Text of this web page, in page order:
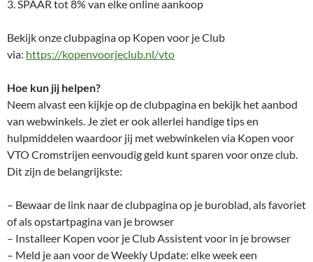
3. SPAAR tot 8% van elke online aankoop
Bekijk onze clubpagina op Kopen voor je Club
via: https://kopenvoorjeclub.nl/vto
Hoe kun jij helpen?
Neem alvast een kijkje op de clubpagina en bekijk het aanbod
van webwinkels. Je ziet er ook allerlei handige tips en
hulpmiddelen waardoor jij met webwinkelen via Kopen voor
VTO Cromstrijen eenvoudig geld kunt sparen voor onze club.
Dit zijn de belangrijkste:
– Bewaar de link naar de clubpagina op je buroblad, als favoriet
of als opstartpagina van je browser
– Installeer Kopen voor je Club Assistent voor in je browser
– Meld je aan voor de Weekly Update: elke week een